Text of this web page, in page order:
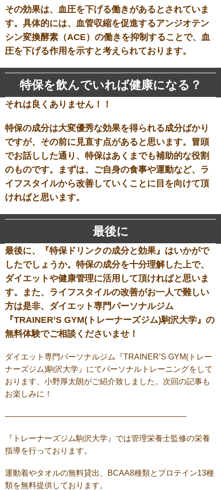
その効果は、血圧を下げる働きがあるとされていま
す。具体的には、血管収縮を促進するアンジオテン
シン変換酵素（ACE）の働きを抑制することで、血
圧を下げる作用を示すと考えられております。
特保を飲んでいれば健康になる？
それは良くありません！！
特保の成分は大変優秀な効果を得られる成分ばかり
ですが、その前に見直す点があると思います。冒頭
でお話しした通り、特保はあくまでも補助的な役割
のものです。まずは、ご自身の食事や運動など、ラ
イフスタイルから改善していくことに目を向けて頂
ければと思います。
最後に
最後に、『特保ドリンクの成分と効果』はいかがで
したでしょうか。特保の成分を十分理解した上で、
ダイエットや健康管理に活用して頂ければと思いま
す。また、ライフスタイルの改善がお一人で難しい
方は是非、ダイエット専門パーソナルジム
『TRAINER’S GYM(トレーナーズジム)駒沢大学』の
無料体験でご相談くださいませ！
ダイエット専門パーソナルジム『TRAINER’S GYM( トレー
ナーズジム)駒沢大学 』にてパーソナルトレーニングをして
おります、小野厚太朗がご紹介致しました。次回の記事も
お楽しみに！
———————————————————————
『トレーナーズジム駒沢大学』では管理栄養士監修の栄養
指導を行っております。
運動着やタオルの無料貸出、BCAA8種類とプロテイン13種
類を無料提供しております。